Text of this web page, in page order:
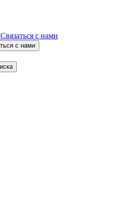
Связаться с нами